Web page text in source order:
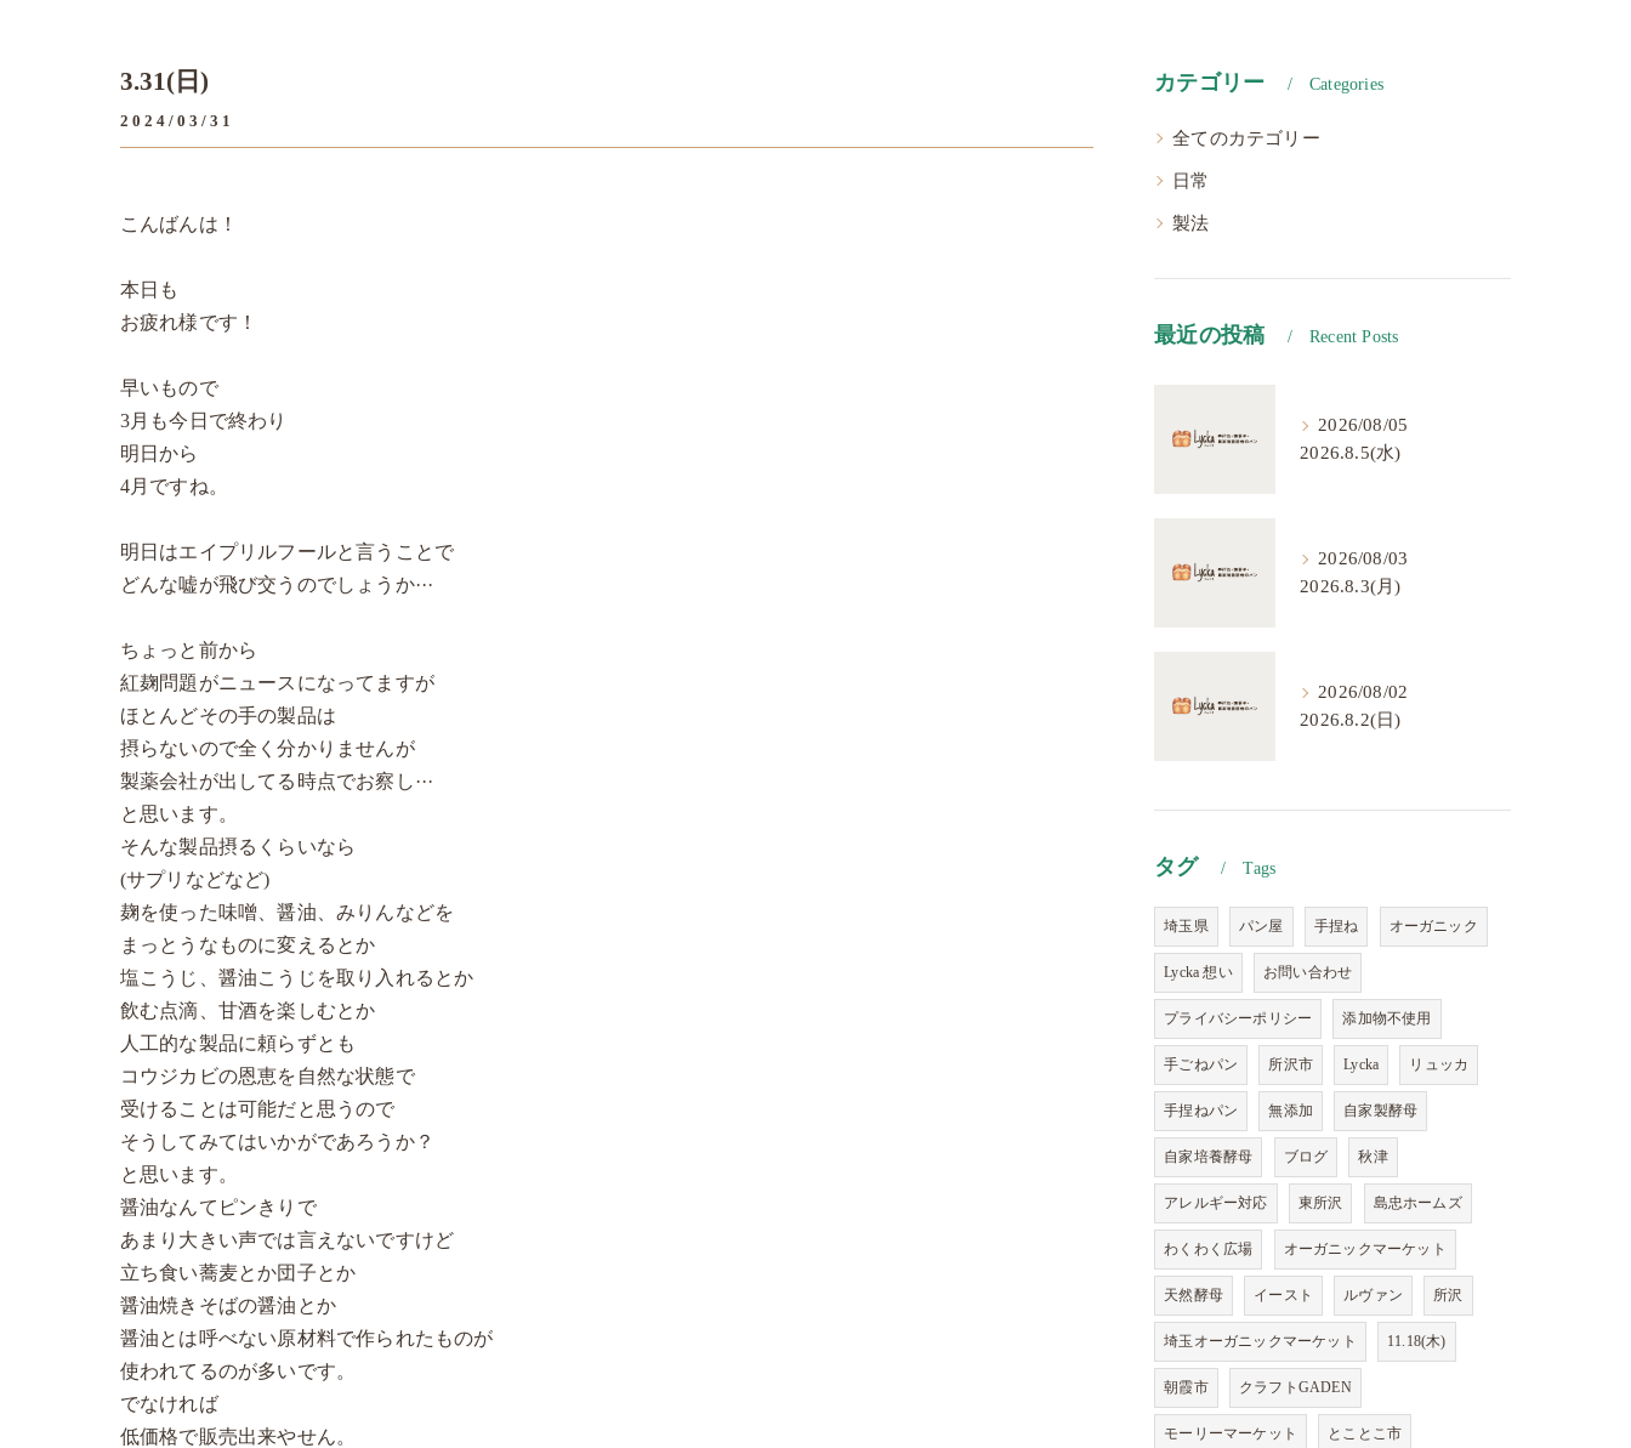
3.31(日)
2024/03/31
こんばんは！
本日も
お疲れ様です！
早いもので
3月も今日で終わり
明日から
4月ですね。
明日はエイプリルフールと言うことで
どんな嘘が飛び交うのでしょうか···
ちょっと前から
紅麹問題がニュースになってますが
ほとんどその手の製品は
摂らないので全く分かりませんが
製薬会社が出してる時点でお察し···
と思います。
そんな製品摂るくらいなら
(サプリなどなど)
麹を使った味噌、醤油、みりんなどを
まっとうなものに変えるとか
塩こうじ、醤油こうじを取り入れるとか
飲む点滴、甘酒を楽しむとか
人工的な製品に頼らずとも
コウジカビの恩恵を自然な状態で
受けることは可能だと思うので
そうしてみてはいかがであろうか？
と思います。
醤油なんてピンきりで
あまり大きい声では言えないですけど
立ち食い蕎麦とか団子とか
醤油焼きそばの醤油とか
醤油とは呼べない原材料で作られたものが
使われてるのが多いです。
でなければ
低価格で販売出来やせん。
カテゴリー Categories
全てのカテゴリー
日常
製法
最近の投稿 Recent Posts
2026/08/05
2026.8.5(水)
2026/08/03
2026.8.3(月)
2026/08/02
2026.8.2(日)
タグ Tags
埼玉県 パン屋 手捏ね オーガニック
Lycka 想い お問い合わせ
プライバシーポリシー 添加物不使用
手ごねパン 所沢市 Lycka リュッカ
手捏ねパン 無添加 自家製酵母
自家培養酵母 ブログ 秋津
アレルギー対応 東所沢 島忠ホームズ
わくわく広場 オーガニックマーケット
天然酵母 イースト ルヴァン 所沢
埼玉オーガニックマーケット 11.18(木)
朝霞市 クラフトGADEN
モーリーマーケット とことこ市